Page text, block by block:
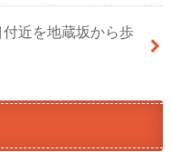
近を地蔵坂から歩